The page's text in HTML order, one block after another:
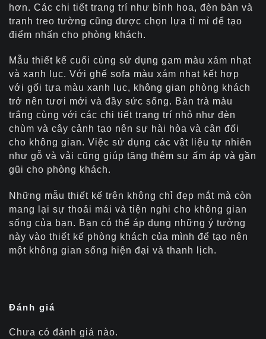
hơn. Các chi tiết trang trí như bình hoa, đèn bàn và
tranh treo tường cũng được chọn lựa tỉ mỉ để tạo
điểm nhấn cho phòng khách.
Mẫu thiết kế cuối cùng sử dụng gam màu xám nhạt
và xanh lục. Với ghế sofa màu xám nhạt kết hợp
với gối tựa màu xanh lục, không gian phòng khách
trở nên tươi mới và đầy sức sống. Bàn trà màu
trắng cùng với các chi tiết trang trí nhỏ như đèn
chùm và cây cảnh tạo nên sự hài hòa và cân đối
cho không gian. Việc sử dụng các vật liệu tự nhiên
như gỗ và vải cũng giúp tăng thêm sự ấm áp và gần
gũi cho phòng khách.
Những mẫu thiết kế trên không chỉ đẹp mắt mà còn
mang lại sự thoải mái và tiện nghi cho không gian
sống của bạn. Bạn có thể áp dụng những ý tưởng
này vào thiết kế phòng khách của mình để tạo nên
một không gian sống hiện đại và thanh lịch.
Đánh giá
Chưa có đánh giá nào.